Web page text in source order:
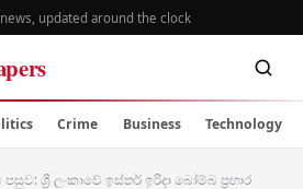
news, updated around the clock
Crime Business Technology
ශ්‍රී ලංකාවේ ඉස්තර් ඉරිදා බෝම්බ ප්‍රහාර